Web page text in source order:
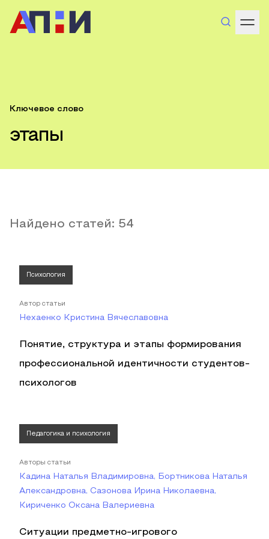
Ключевое слово
этапы
Найдено статей: 54
Психология
Автор статьи
Нехаенко Кристина Вячеславовна
Понятие, структура и этапы формирования
профессиональной идентичности студентов-
психологов
Педагогика и психология
Авторы статьи
Кадина Наталья Владимировна, Бортникова Наталья
Александровна, Сазонова Ирина Николаевна,
Кириченко Оксана Валериевна
Ситуации предметно-игрового